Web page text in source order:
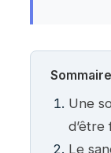
Sommaire
Une
d’être
Le